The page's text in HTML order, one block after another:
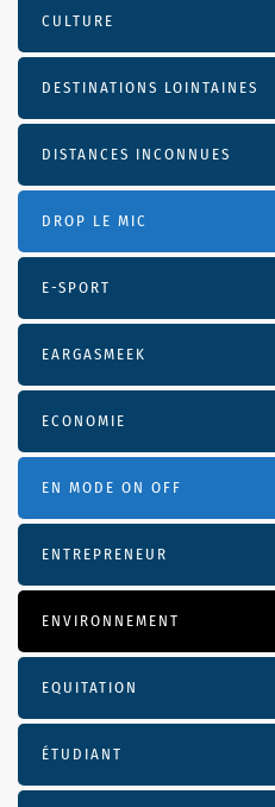
CULTURE
DESTINATIONS LOINTAINES
DISTANCES INCONNUES
DROP LE MIC
E-SPORT
EARGASMEEK
ECONOMIE
EN MODE ON OFF
ENTREPRENEUR
ENVIRONNEMENT
EQUITATION
ÉTUDIANT